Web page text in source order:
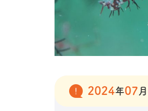
2024年07 月